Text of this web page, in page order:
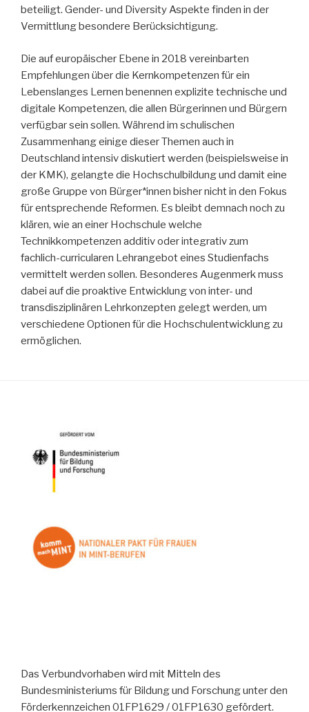
beteiligt. Gender- und Diversity Aspekte finden in der
Vermittlung besondere Berücksichtigung.
Die auf europäischer Ebene in 2018 vereinbarten
Empfehlungen über die Kern­kompetenzen für ein
Lebenslanges Lernen benennen explizite technische und
digitale Kompetenzen, die allen Bürgerinnen und Bürgern
verfügbar sein sollen. Während im schulischen
Zusammenhang einige dieser Themen auch in
Deutschland intensiv diskutiert werden (beispielsweise in
der KMK), gelangte die Hochschulbildung und damit eine
große Gruppe von Bürger*innen bisher nicht in den Fokus
für entsprechende Reformen. Es bleibt demnach noch zu
klären, wie an einer Hochschule welche
Technikkompetenzen additiv oder integrativ zum
fachlich-curricularen Lehrangebot eines Studienfachs
vermittelt werden sollen. Besonderes Augenmerk muss
dabei auf die proaktive Entwicklung von inter- und
transdisziplinären Lehrkonzepten gelegt werden, um
verschiedene Optionen für die Hochschulentwicklung zu
ermöglichen.
Das Verbundvorhaben wird mit Mitteln des
Bundesministeriums für Bildung und Forschung unter den
Förderkennzeichen 01FP1629 / 01FP1630 gefördert.